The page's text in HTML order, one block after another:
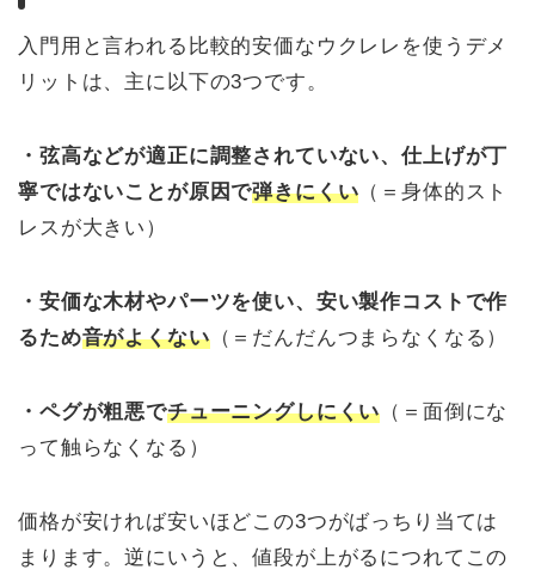
入門用と言われる比較的安価なウクレレを使うデメ
リットは、主に以下の3つです。
・弦高などが適正に調整されていない、仕上げが丁
寧ではないことが原因で弾きにくい （＝身体的スト
レスが大きい）
・安価な木材やパーツを使い、安い製作コストで作
るため音がよくない（＝だんだんつまらなくなる）
・ペグが粗悪でチューニングしにくい （＝面倒にな
って触らなくなる）
価格が安ければ安いほどこの3つがばっちり当ては
まります。逆にいうと、値段が上がるにつれてこの